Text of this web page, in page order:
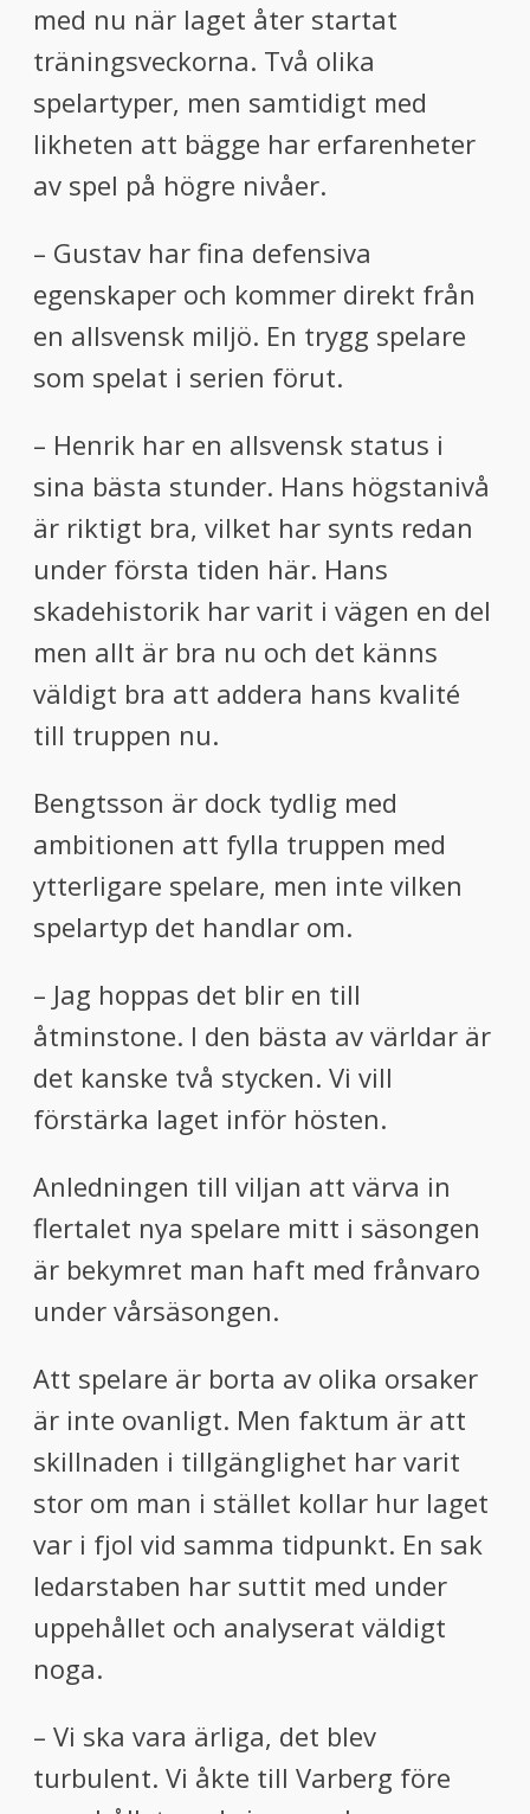
med nu när laget åter startat
träningsveckorna. Två olika
spelartyper, men samtidigt med
likheten att bägge har erfarenheter
av spel på högre nivåer.
– Gustav har fina defensiva
egenskaper och kommer direkt från
en allsvensk miljö. En trygg spelare
som spelat i serien förut.
– Henrik har en allsvensk status i
sina bästa stunder. Hans högstanivå
är riktigt bra, vilket har synts redan
under första tiden här. Hans
skadehistorik har varit i vägen en del
men allt är bra nu och det känns
väldigt bra att addera hans kvalité
till truppen nu.
Bengtsson är dock tydlig med
ambitionen att fylla truppen med
ytterligare spelare, men inte vilken
spelartyp det handlar om.
– Jag hoppas det blir en till
åtminstone. I den bästa av världar är
det kanske två stycken. Vi vill
förstärka laget inför hösten.
Anledningen till viljan att värva in
flertalet nya spelare mitt i säsongen
är bekymret man haft med frånvaro
under vårsäsongen.
Att spelare är borta av olika orsaker
är inte ovanligt. Men faktum är att
skillnaden i tillgänglighet har varit
stor om man i stället kollar hur laget
var i fjol vid samma tidpunkt. En sak
ledarstaben har suttit med under
uppehållet och analyserat väldigt
noga.
– Vi ska vara ärliga, det blev
turbulent. Vi åkte till Varberg före